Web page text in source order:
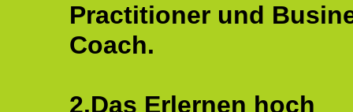
Practitioner und
Coach.
2.Das Erlernen hoch